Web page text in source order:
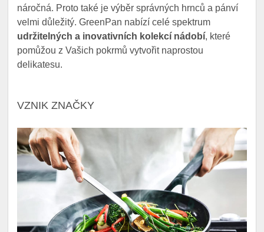
náročná. Proto také je výběr správných hrnců a pánví
velmi důležitý. GreenPan nabízí celé spektrum
udržitelných a inovativních kolekcí nádobí, které
pomůžou z Vašich pokrmů vytvořit naprostou
delikatesu.
VZNIK ZNAČKY